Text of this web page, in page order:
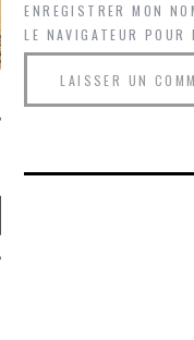
ENREGISTRER MON
LE NAVIGATEUR POUR